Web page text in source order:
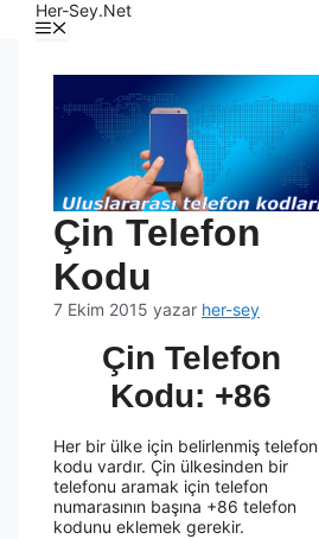
Her-Sey.Net
Çin Telefon
Kodu
7 Ekim 2015 yazar her-sey
Çin Telefon
Kodu: +86
Her bir ülke için belirlenmiş telefon
kodu vardır. Çin ülkesinden bir
telefonu aramak için telefon
numarasının başına +86 telefon
kodunu eklemek gerekir.